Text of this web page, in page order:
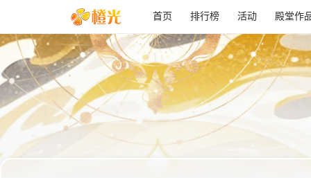
首页 排行榜 活动 殿堂作